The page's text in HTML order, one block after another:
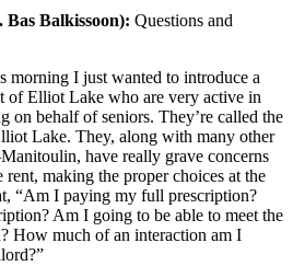
Balkissoon): Questions and
morning I just wanted to introduce a
of Elliot Lake who are very active in
on behalf of seniors. They’re called the
Lake. They, along with many other
have really grave concerns
making the proper choices at the
“Am I paying my full prescription?
Am I going to be able to meet the
How much of an interaction am I